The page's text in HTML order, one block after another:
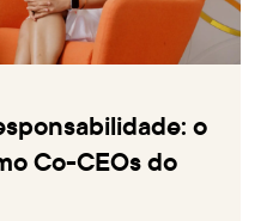
o
Co-CEOs do